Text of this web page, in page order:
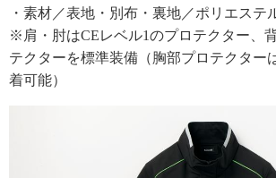
・素材／表地・別布・裏地／ポリエステ
※肩・肘はCEレベル1のプロテクター、
テクターを標準装備（胸部プロテクター
着可能）